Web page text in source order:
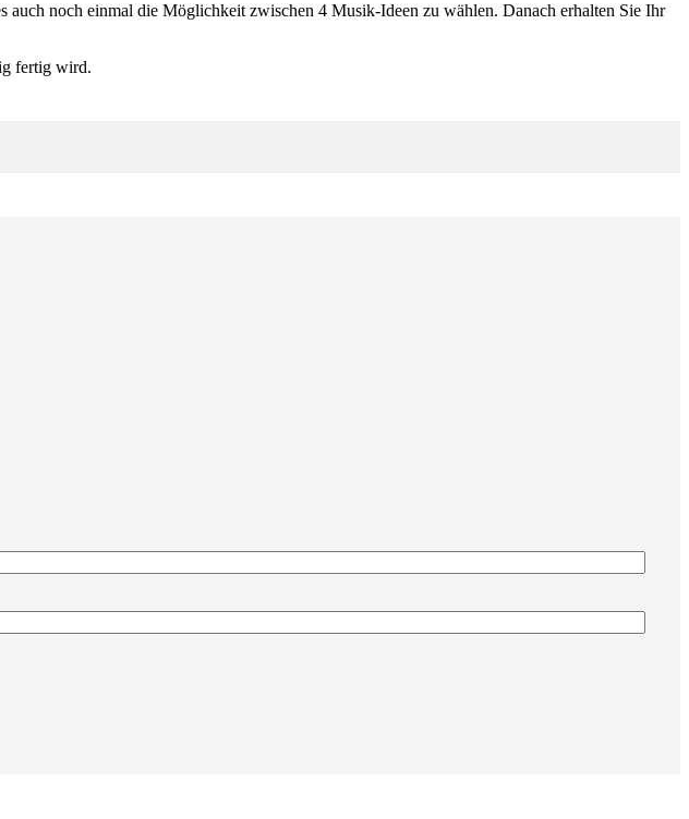
auch noch einmal die Möglichkeit zwischen 4 Musik-Ideen zu wählen. Danach erhalten Sie Ihr
fertig wird.